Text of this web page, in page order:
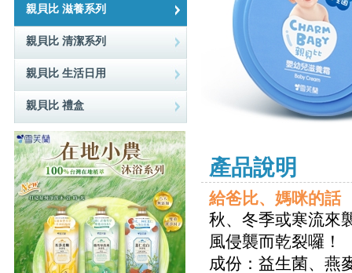
親貝比 滋養系列
親貝比 清潔系列
親貝比 生活日用
親貝比 禮盒
產品說明
給爸比、媽咪的話
秋、冬季或寒流來
風侵襲而乾裂囉！
成份：益生菌、燕